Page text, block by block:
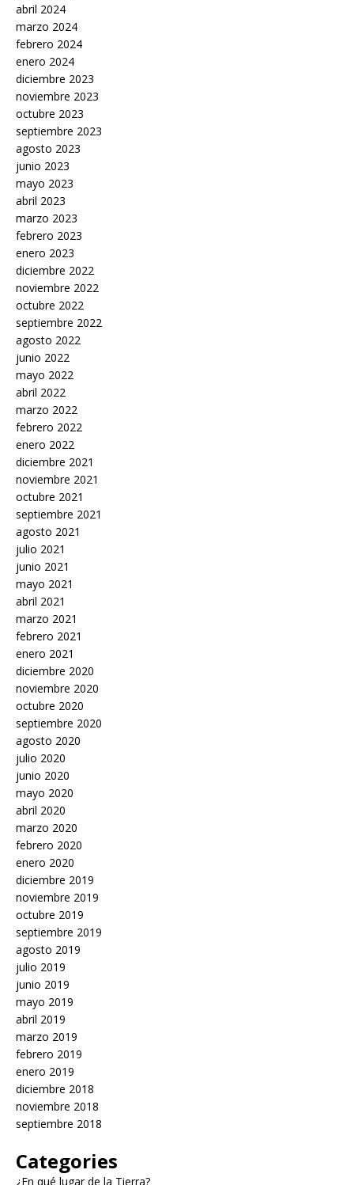
abril 2024
marzo 2024
febrero 2024
enero 2024
diciembre 2023
noviembre 2023
octubre 2023
septiembre 2023
agosto 2023
junio 2023
mayo 2023
abril 2023
marzo 2023
febrero 2023
enero 2023
diciembre 2022
noviembre 2022
octubre 2022
septiembre 2022
agosto 2022
junio 2022
mayo 2022
abril 2022
marzo 2022
febrero 2022
enero 2022
diciembre 2021
noviembre 2021
octubre 2021
septiembre 2021
agosto 2021
julio 2021
junio 2021
mayo 2021
abril 2021
marzo 2021
febrero 2021
enero 2021
diciembre 2020
noviembre 2020
octubre 2020
septiembre 2020
agosto 2020
julio 2020
junio 2020
mayo 2020
abril 2020
marzo 2020
febrero 2020
enero 2020
diciembre 2019
noviembre 2019
octubre 2019
septiembre 2019
agosto 2019
julio 2019
junio 2019
mayo 2019
abril 2019
marzo 2019
febrero 2019
enero 2019
diciembre 2018
noviembre 2018
septiembre 2018
Categories
¿En qué lugar de la Tierra?